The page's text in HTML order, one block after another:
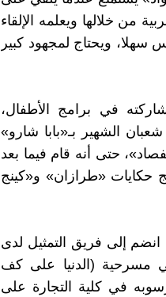
من خلالها ويعلمه الإلقاء
سهلا، ويحتاج لمجهود كبير
في برامج الأطفال،
الشهير بـ«بابا شارو»
حتى أنه قام فيما بعد
حكايات «طرازان» و«كينج
إلى فريق التمثيل لدى
في مسرحية (الدنيا على كف
في كلية التجارة على